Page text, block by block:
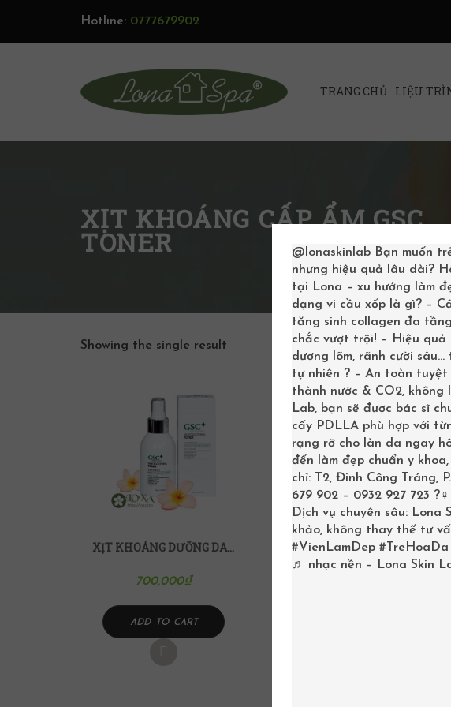
Hotline: 0777679902
TRANG CHỦ LIỆU
XỊT KHOÁNG CẤP ẨM GSC
TONER
Showing the single result
XỊT KHOÁNG DƯỠNG DA GSC MOIST SOOTHING TONER 120ML
700,000₫
ADD TO CART
@lonaskinlabBạn muốn
nhưng hiệu quả lâu dài?
tại Lona – xu hướng làm
dạng vi cầu xốp là gì? –
tăng sinh collagen đa
chắc vượt trội! – Hiệu quả
dương lõm, rãnh cười
tự nhiên ? – An toàn tuyệt
thành nước & CO2, không
Lab, bạn sẽ được bác sĩ
cấy PDLLA phù hợp với
rạng rỡ cho làn da ngay
đến làm đẹp chuẩn y
chỉ: T2, Đinh Công Tráng,
679 902 – 0932 927 723
Dịch vụ chuyên sâu:
khảo, không thay thế tư
#VienLamDep #TreHoaDa
♬ nhạc nền – Lona Skin